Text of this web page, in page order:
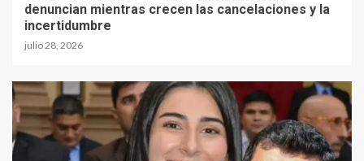
denuncian mientras crecen las cancelaciones y la
incertidumbre
julio 28, 2026